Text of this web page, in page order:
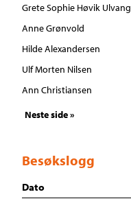
Grete Sophie Høvik Ulvang
Anne Grønvold
Hilde Alexandersen
Ulf Morten Nilsen
Ann Christiansen
Neste side »
Besøkslogg
Dato